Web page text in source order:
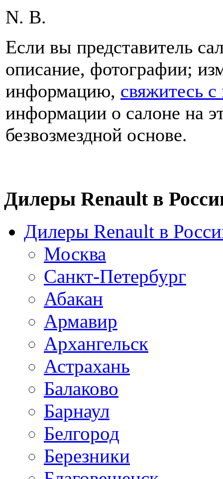
N. B.
Если вы представитель
описание, фотографии;
информацию, свяжитесь
информации о салоне на
безвозмездной основе.
Дилеры Renault в
Дилеры Renault в
Москва
Санкт-Петербург
Абакан
Армавир
Архангельск
Астрахань
Балаково
Барнаул
Белгород
Березники